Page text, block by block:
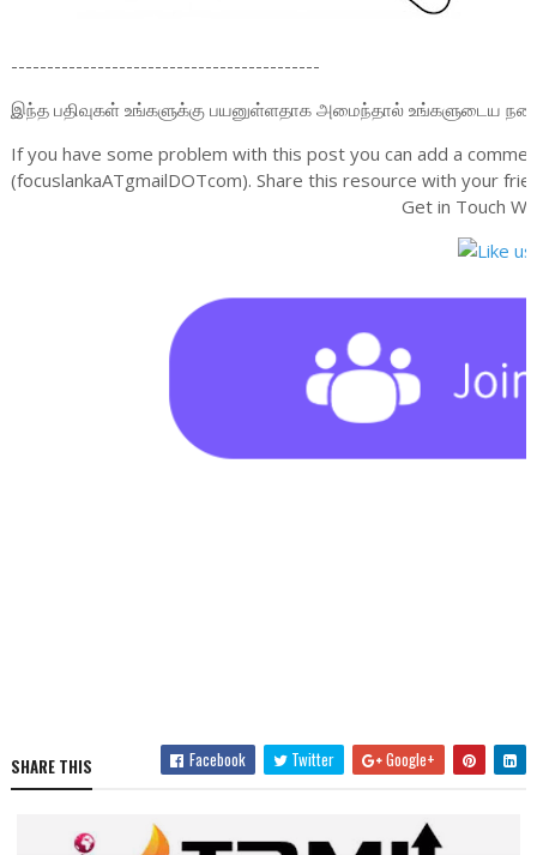
-------------------------------------------
இந்த பதிவுகள் உங்களுக்கு பயனுள்ளதாக அமைந்தால் உங்களுடைய
If you have some problem with this post you can add a
(focuslankaATgmailDOTcom). Share this resource with your
Get in Touch
SHARE THIS Facebook Twitter Google+